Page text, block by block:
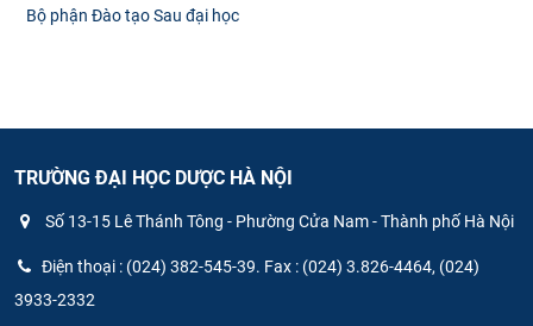
Bộ phận Đào tạo Sau đại học
TRƯỜNG ĐẠI HỌC DƯỢC HÀ NỘI
Số 13-15 Lê Thánh Tông - Phường Cửa Nam - Thành phố Hà Nội
Điện thoại : (024) 382-545-39. Fax : (024) 3.826-4464, (024)
3933-2332